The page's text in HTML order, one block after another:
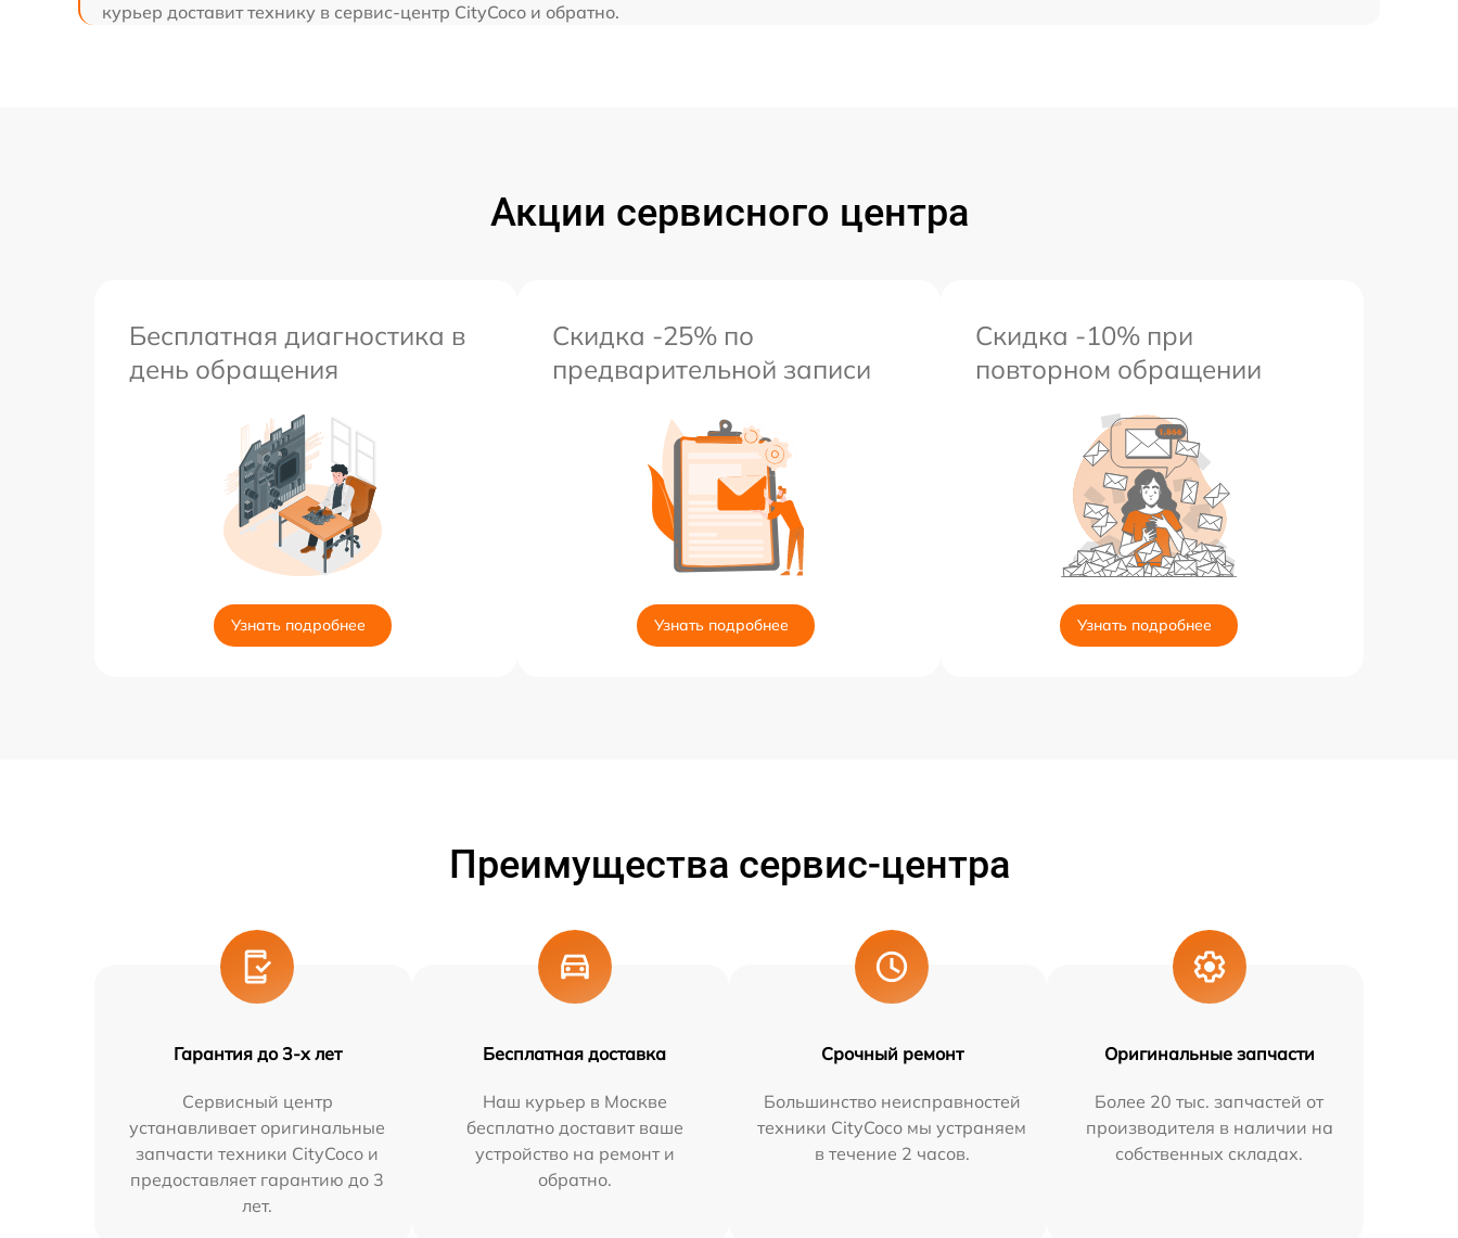
курьер доставит технику в сервис-центр CityCoco и обратно.
Акции сервисного центра
Бесплатная диагностика в
день обращения
Узнать подробнее
Скидка -25% по
предварительной записи
Узнать подробнее
Скидка -10% при
повторном обращении
Узнать подробнее
Преимущества сервис-центра
Гарантия до 3-х лет
Сервисный центр
устанавливает оригинальные
запчасти техники CityCoco и
предоставляет гарантию до 3
лет.
Бесплатная доставка
Наш курьер в Москве
бесплатно доставит ваше
устройство на ремонт и
обратно.
Срочный ремонт
Большинство неисправностей
техники CityCoco мы устраняем
в течение 2 часов.
Оригинальные запчасти
Более 20 тыс. запчастей от
производителя в наличии на
собственных складах.